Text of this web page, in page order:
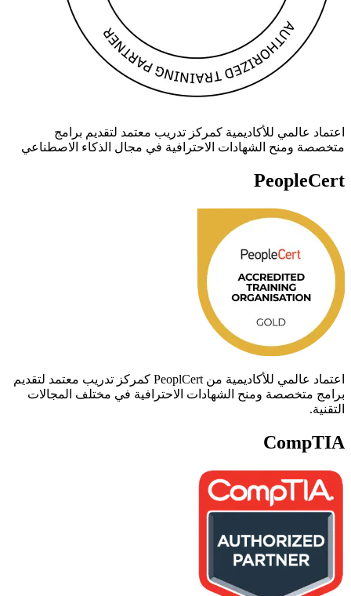
اعتماد عالمي للأكاديمية كمركز تدريب معتمد لتقديم برامج
متخصصة ومنح الشهادات الاحترافية في مجال الذكاء الاصطناعي
PeopleCert
اعتماد عالمي للأكاديمية من PeoplCert كمركز تدريب معتمد لتقديم
برامج متخصصة ومنح الشهادات الاحترافية في مختلف المجالات
التقنية.
CompTIA